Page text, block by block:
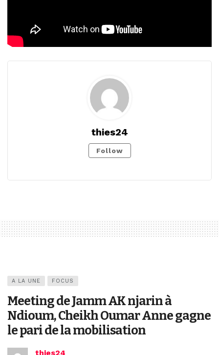
thies24
Follow
A LA UNE FOCUS
Meeting de Jamm AK njarin à
Ndioum, Cheikh Oumar Anne gagne
le pari de la mobilisation
thies24